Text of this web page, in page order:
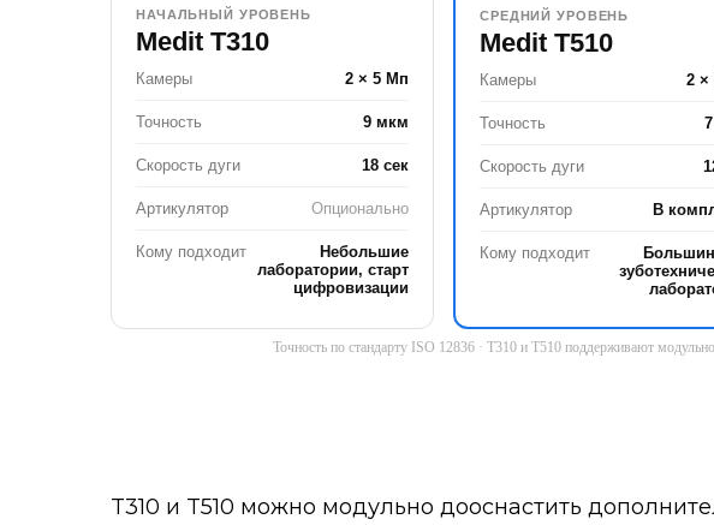
НАЧАЛЬНЫЙ УРОВЕНЬ
Medit T310
Камеры 2 × 5 Мп
Точность 9 мкм
Скорость дуги 18 сек
Артикулятор Опционально
Кому подходит
Небольшие
лаборатории, старт
цифровизации
СРЕДНИЙ УРОВЕНЬ
Medit T510
Камеры 2 ×
Точность
Скорость дуги
Артикулятор В
Кому подходит
Точность по стандарту ISO 12836 · T310 и T510 поддерживают
T310 и T510 можно модульно дооснастить